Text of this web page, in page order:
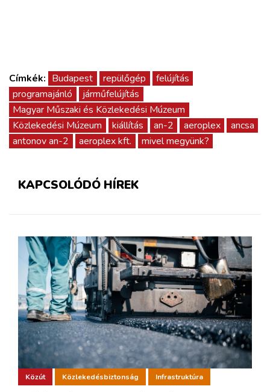
Címkék: Budapest repülőgép
felújítás
programajánló
járműfelújítás
Magyar Műszaki és Közlekedési Múzeum
Közlekedési Múzeum
kiállítás an-2 aeroplex
ancsa
antonov an-2
aeroplex kft. mivel megyünk?
KAPCSOLÓDÓ HÍREK
Közút Közlekedésbiztonság Infrastruktúra